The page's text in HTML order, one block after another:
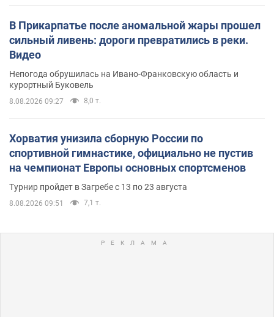
В Прикарпатье после аномальной жары прошел
сильный ливень: дороги превратились в реки.
Видео
Непогода обрушилась на Ивано-Франковскую область и
курортный Буковель
8.08.2026 09:27 8,0 т.
Хорватия унизила сборную России по
спортивной гимнастике, официально не пустив
на чемпионат Европы основных спортсменов
Турнир пройдет в Загребе с 13 по 23 августа
8.08.2026 09:51 7,1 т.